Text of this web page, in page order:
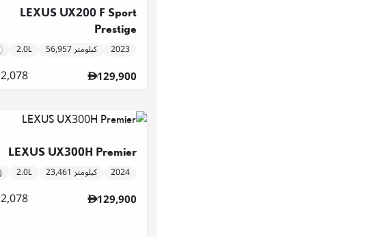
LEXUS UX200 F Sport
Prestige
2023 56,957 كيلومتر 2.0L
129,900
2,078
LEXUS UX300H Premier
2024 23,461 كيلومتر 2.0L
129,900
2,078